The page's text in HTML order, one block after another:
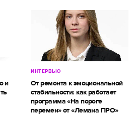
и
ИНТЕРВЬЮ
От ремонта к эмоциональной
стабильности: как работает
программа «На пороге
перемен» от «Лемана ПРО»